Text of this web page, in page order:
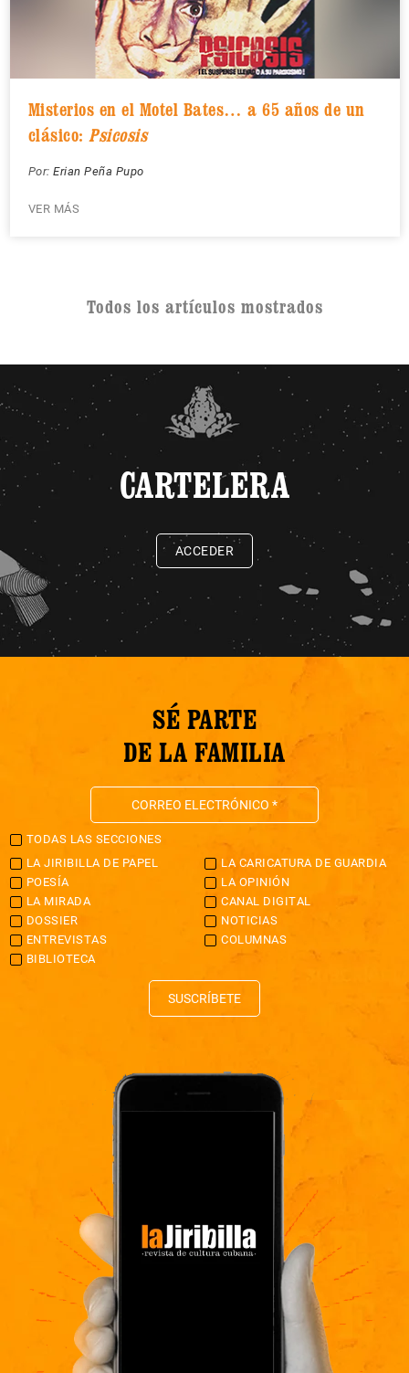
Misterios en el Motel Bates… a 65 años de un
clásico: Psicosis
Por: Erian Peña Pupo
VER MÁS
Todos los artículos mostrados
CARTELERA
ACCEDER
SÉ PARTE
DE LA FAMILIA
TODAS LAS SECCIONES
LA JIRIBILLA DE PAPEL
LA CARICATURA DE GUARDIA
POESÍA
LA OPINIÓN
LA MIRADA
CANAL DIGITAL
DOSSIER
NOTICIAS
ENTREVISTAS
COLUMNAS
BIBLIOTECA
SUSCRÍBETE